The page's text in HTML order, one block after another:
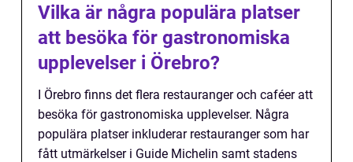
Vilka är några populära platser
att besöka för gastronomiska
upplevelser i Örebro?
I Örebro finns det flera restauranger och caféer att
besöka för gastronomiska upplevelser. Några
populära platser inkluderar restauranger som har
fått utmärkelser i Guide Michelin samt stadens